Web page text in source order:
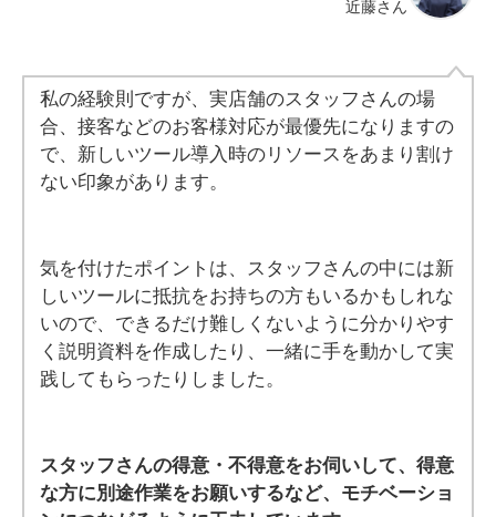
近藤さん
私の経験則ですが、実店舗のスタッフさんの場
合、接客などのお客様対応が最優先になりますの
で、新しいツール導入時のリソースをあまり割け
ない印象があります。
気を付けたポイントは、スタッフさんの中には新
しいツールに抵抗をお持ちの方もいるかもしれな
いので、できるだけ難しくないように分かりやす
く説明資料を作成したり、一緒に手を動かして実
践してもらったりしました。
スタッフさんの得意・不得意をお伺いして、得意
な方に別途作業をお願いするなど、モチベーショ